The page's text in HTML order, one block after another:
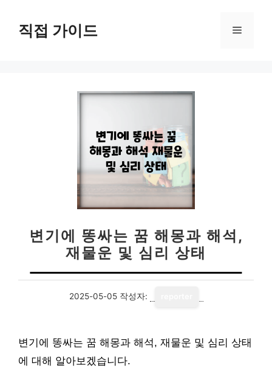
직접 가이드 메
변기에 똥싸는 꿈 해몽과 해석,
재물운 및 심리 상태
2025-05-05 작성자:
변기에 똥싸는 꿈 해몽과 해석, 재물운 및 심리 상태
에 대해 알아보겠습니다.